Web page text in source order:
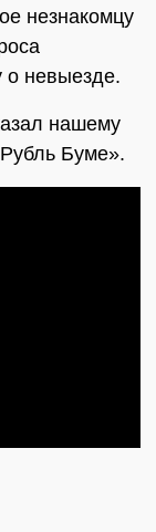
незнакомцу
о невыезде.
нашему
Буме».